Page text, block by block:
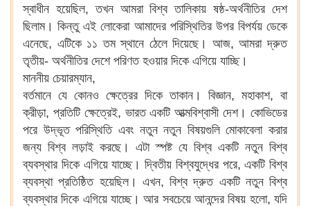
স্বাধীন হয়েছিল, তখন আমরা বিশ্ব তালিকায় ষষ্ঠ-অর্থনীতির দেশ
ছিলাম। কিন্তু এই লোকেরা আমাদের পরিস্থিতির উপর বিপর্যয় ডেকে
এনেছে, এটিকে ১১ তম স্থানে ঠেলে দিয়েছে। আজ, আমরা দ্রুত
তৃতীয়- অর্থনীতির দেশে পরিণত হওয়ার দিকে এগিয়ে যাচ্ছি।
মাননীয় চেয়ারম্যান,
বর্তমানে যে কোনও ক্ষেত্রের দিকে তাকান। বিজ্ঞান, মহাকাশ, বা
ক্রীড়া, প্রতিটি ক্ষেত্রেই, ভারত একটি আত্মবিশ্বাসী দেশ। কোভিডের
পরে উদ্ভূত পরিস্থিতি এবং নতুন নতুন বিষয়গুলি মোকাবেলা করার
জন্য বিশ্ব লড়াই করছে। এটা স্পষ্ট যে বিশ্ব একটি নতুন বিশ্ব
ব্যবস্থার দিকে এগিয়ে যাচ্ছে। দ্বিতীয় বিশ্বযুদ্ধের পরে, একটি বিশ্ব
ব্যবস্থা প্রতিষ্ঠিত হয়েছিল। এখন, বিশ্ব দ্রুত একটি নতুন বিশ্ব
ব্যবস্থার দিকে এগিয়ে যাচ্ছে। আর সবচেয়ে আনন্দের বিষয় হলো, যদি